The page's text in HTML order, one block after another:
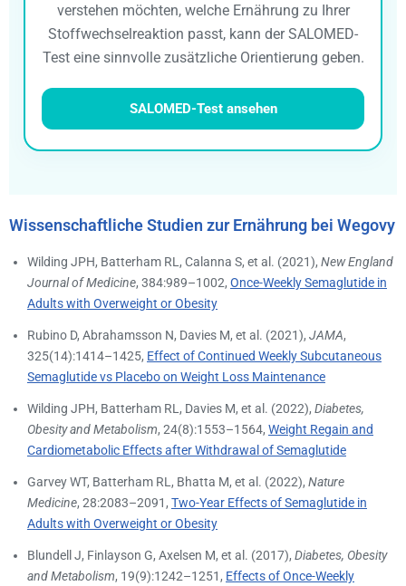
verstehen möchten, welche Ernährung zu Ihrer
Stoffwechselreaktion passt, kann der SALOMED-
Test eine sinnvolle zusätzliche Orientierung geben.
SALOMED-Test ansehen
Wissenschaftliche Studien zur Ernährung bei Wegovy
Wilding JPH, Batterham RL, Calanna S, et al. (2021), New England
Journal of Medicine, 384:989–1002, Once-Weekly Semaglutide in
Adults with Overweight or Obesity
Rubino D, Abrahamsson N, Davies M, et al. (2021), JAMA,
325(14):1414–1425, Effect of Continued Weekly Subcutaneous
Semaglutide vs Placebo on Weight Loss Maintenance
Wilding JPH, Batterham RL, Davies M, et al. (2022), Diabetes,
Obesity and Metabolism, 24(8):1553–1564, Weight Regain and
Cardiometabolic Effects after Withdrawal of Semaglutide
Garvey WT, Batterham RL, Bhatta M, et al. (2022), Nature
Medicine, 28:2083–2091, Two-Year Effects of Semaglutide in
Adults with Overweight or Obesity
Blundell J, Finlayson G, Axelsen M, et al. (2017), Diabetes, Obesity
and Metabolism, 19(9):1242–1251, Effects of Once-Weekly